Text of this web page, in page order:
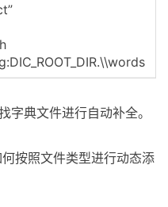
字典文件进行自动补全。
按照文件类型进行动态添